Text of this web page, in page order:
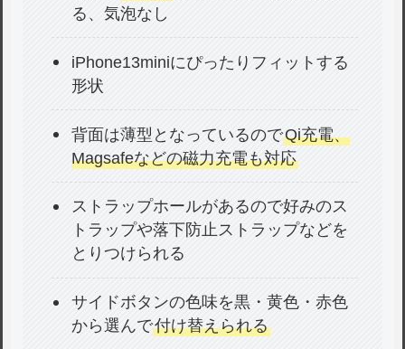
る、気泡なし
iPhone13miniにぴったりフィットする
形状
背面は薄型となっているのでQi充電、
Magsafeなどの磁力充電も対応
ストラップホールがあるので好みのス
トラップや落下防止ストラップなどを
とりつけられる
サイドボタンの色味を黒・黄色・赤色
から選んで付け替えられる